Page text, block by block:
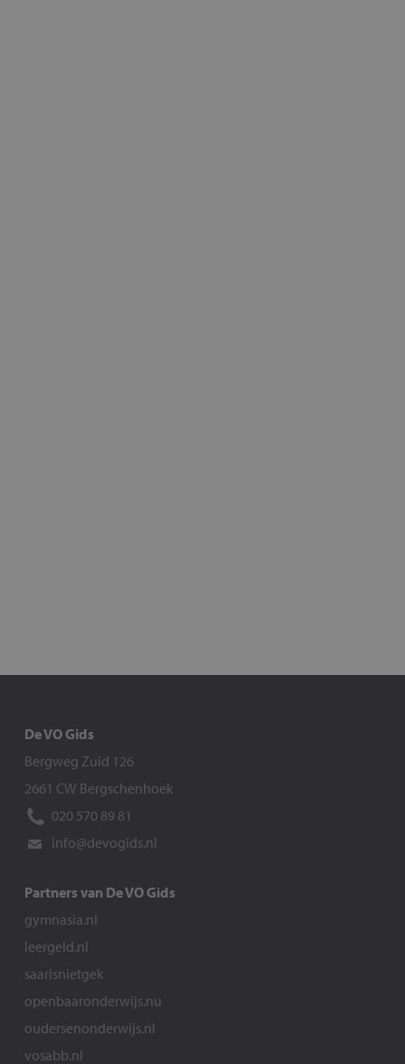
De VO Gids
Bergweg Zuid 126
2661 CW Bergschenhoek
020 570 89 81
info@devogids.nl
Partners van De VO Gids
gymnasia.nl
leergeld.nl
saarisnietgek
openbaaronderwijs.nu
oudersenonderwijs.nl
vosabb.nl